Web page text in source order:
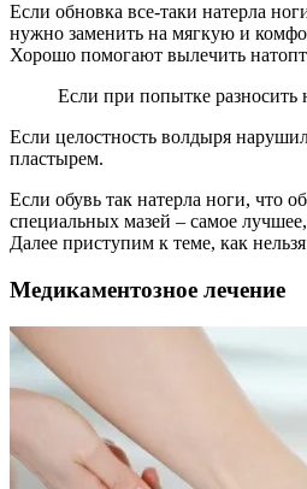
Если обновка все-таки натерла
нужно заменить на мягкую и
Хорошо помогают вылечить
Если при попытке разносить
Если целостность волдыря
пластырем.
Если обувь так натерла ноги, что
специальных мазей – самое
Далее приступим к теме, как
Медикаментозное лечение